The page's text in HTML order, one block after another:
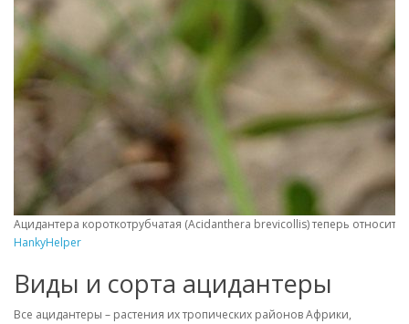
Ацидантера короткотрубчатая (Acidanthera brevicollis) теперь
HankyHelper
Виды и сорта ацидантеры
Все ацидантеры – растения их тропических районов Африки,